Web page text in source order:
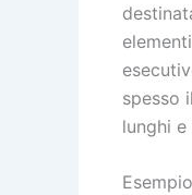
spesso
lunghi